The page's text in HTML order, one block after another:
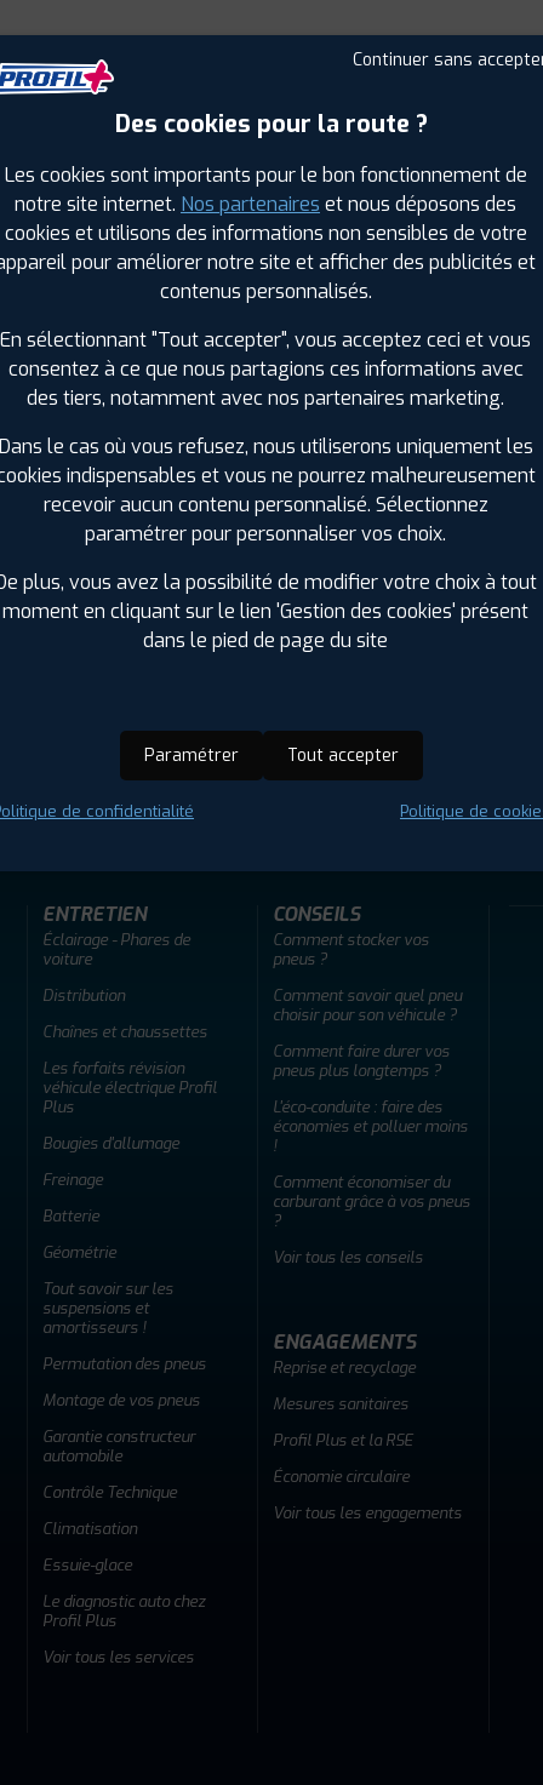
PROFIL PLUS DANS LES VILLES À
Fleurance (32)
Le Passage (47)
Tonneins (47)
PROFIL PLUS DANS LES
HAUTES-PYRÉNÉES (65)
+ D'INFOS
LOT-ET-GARONNE (47)
+ D'INFOS
adherent Offres d'emploi FAQ
ENTRETIEN
Éclairage - Phares de
voiture
Distribution
Chaînes et chaussettes
Les forfaits révision
véhicule électrique Profil
Plus
Bougies d'allumage
Freinage
Batterie
Géométrie
Tout savoir sur les
suspensions et
amortisseurs !
Permutation des pneus
Montage de vos pneus
Garantie constructeur
automobile
Contrôle Technique
Climatisation
Essuie-glace
Le diagnostic auto chez
Profil Plus
Voir tous les services
CONSEILS
Comment stocker vos
pneus ?
Comment savoir quel pneu
choisir pour son véhicule ?
Comment faire durer vos
pneus plus longtemps ?
L'éco-conduite : faire des
économies et polluer moins
!
Comment économiser du
carburant grâce à vos pneus
?
Voir tous les conseils
ENGAGEMENTS
Reprise et recyclage
Mesures sanitaires
Profil Plus et la RSE
Économie circulaire
Voir tous les engagements
Continuer sans
Des cookies pour la route ?
Les cookies sont importants pour le bon fonctionnement de
notre site internet. Nos partenaires et nous déposons des
cookies et utilisons des informations non sensibles de votre
pour améliorer notre site et afficher des publicités et
contenus personnalisés.
En sélectionnant "Tout accepter", vous acceptez ceci et vous
consentez à ce que nous partagions ces informations avec
des tiers, notamment avec nos partenaires marketing.
Dans le cas où vous refusez, nous utiliserons uniquement les
indispensables et vous ne pourrez malheureusement
recevoir aucun contenu personnalisé. Sélectionnez
paramétrer pour personnaliser vos choix.
plus, vous avez la possibilité de modifier votre choix à tout
moment en cliquant sur le lien 'Gestion des cookies' présent
dans le pied de page du site
Paramétrer Tout accepter
de confidentialité Politique de